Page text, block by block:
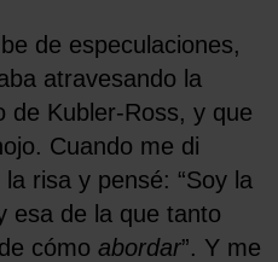
de especulaciones,
atravesando la
de Kubler-Ross, y que
Cuando me di
risa y pensé: “Soy la
esa de la que tanto
cómo abordar”. Y me